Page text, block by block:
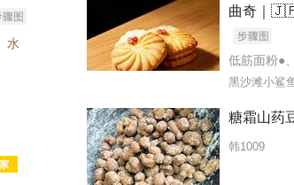
水
曲奇｜
低筋面粉●
黑沙滩小鲨
糖霜山药
韩1009